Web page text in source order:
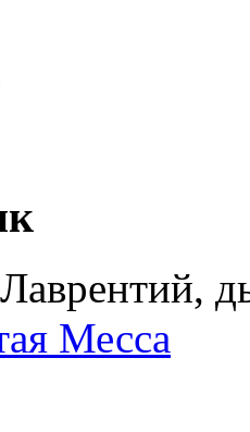
Месса